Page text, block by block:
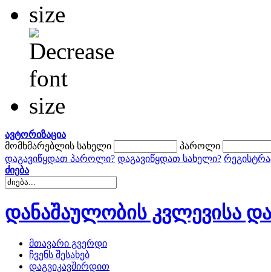
ავტორიზაცია
მომხმარებლის სახელი
პაროლი
დაგავიწყდათ პაროლი? დაგავიწყდათ სახელი?
ძიება
დანაშაულობის კვლევისა
მთავარი გვერდი
ჩვენს შესახებ
დაგვიკავშირდით